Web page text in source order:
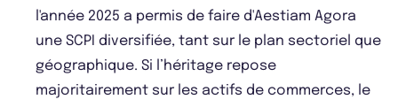
l'année 2025 a permis de faire d'Aestiam Agora
une SCPI diversifiée, tant sur le plan sectoriel que
géographique. Si l’héritage repose
majoritairement sur les actifs de commerces, le